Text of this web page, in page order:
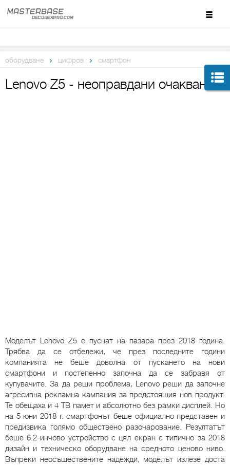
оборудване цифров смартфон
Lenovo Z5 - неоправдани очаквания
Моделът Lenovo Z5 е пуснат на пазара през 2018 година.
Трябва да се отбележи, че през последните години
компанията не беше доволна от пускането на нови
смартфони и постепенно започна да се забравя от
купувачите. За да реши проблема, Lenovo реши да започне
агресивна рекламна кампания за предстоящия нов продукт.
Те обещаха и 4 TB памет и абсолютно без рамки дисплей. Но
на 5 юни 2018 г. смартфонът беше официално представен и
предизвика голямо обществено разочарование. Резултатът
беше 6.2-инчово устройство с цял екран с типично за 2018
дизайн и техническо оборудване на средното ценово ниво.
Въпреки неосъществените надежди, моделът излезе доста